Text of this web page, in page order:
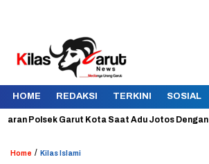
HOME REDAKSI TERKINI SOSIAL
Garut Kota Saat Adu Jotos Dengan Korban
Home / Kilas Islami